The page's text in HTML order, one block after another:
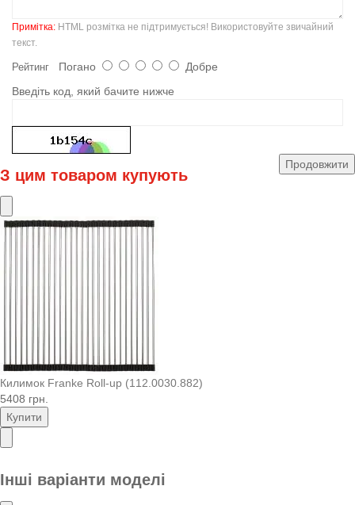
Примітка: HTML розмітка не підтримується! Використовуйте звичайний
текст.
Рейтинг Погано
Добре
Введіть код, який бачите нижче
Продовжити
З цим товаром купують
Килимок Franke Roll-up (112.0030.882)
5408 грн.
Купити
Інші варіанти моделі